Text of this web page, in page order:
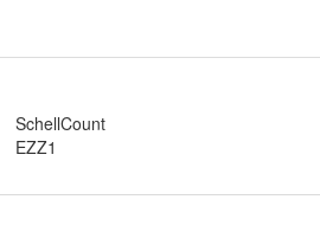
SchellCount
EZZ1